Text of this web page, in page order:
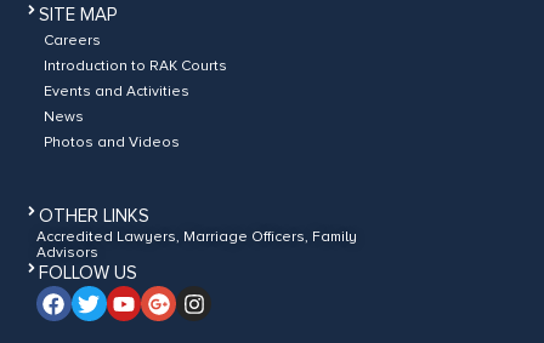
SITE MAP
Careers
Introduction to RAK Courts
Events and Activities
News
Photos and Videos
OTHER LINKS
Accredited Lawyers, Marriage Officers, Family
Advisors
FOLLOW US